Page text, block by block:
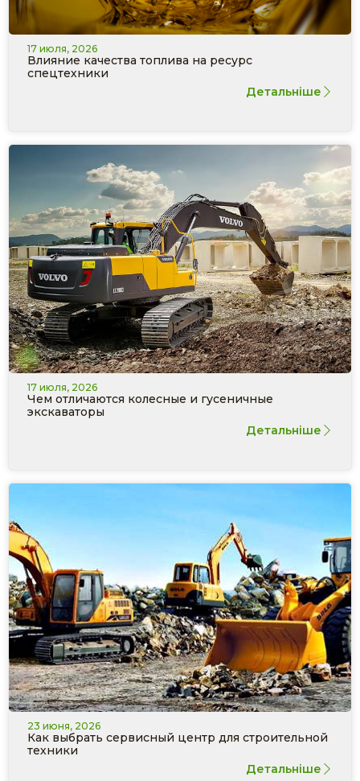
17 июля, 2026
Влияние качества топлива на ресурс
спецтехники
Детальніше
17 июля, 2026
Чем отличаются колесные и гусеничные
экскаваторы
Детальніше
23 июня, 2026
Как выбрать сервисный центр для строительной
техники
Детальніше